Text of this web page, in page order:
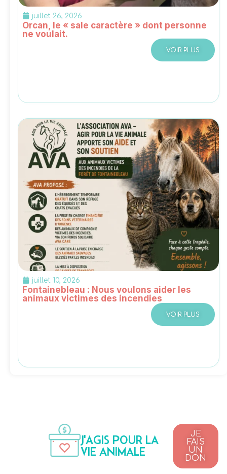
juillet 26, 2026
Orcan, le « sale caractère » dont personne
ne voulait.
VOIR PLUS
juillet 10, 2026
Fontainebleau : Nous voulons aider les
animaux victimes des incendies
VOIR PLUS
J'AGIS POUR LA
VIE ANIMALE
JE
FAIS
UN
DON